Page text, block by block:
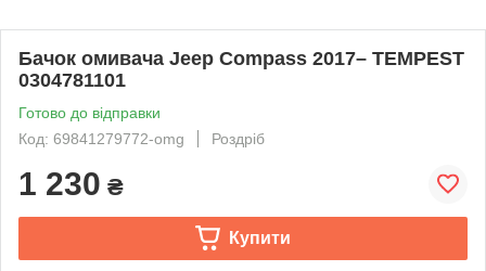
Бачок омивача Jeep Compass 2017– TEMPEST
0304781101
Готово до відправки
Код: 69841279772-omg
Роздріб
1 230 ₴
Купити